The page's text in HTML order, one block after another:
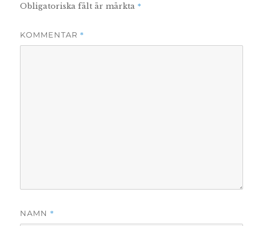
Obligatoriska fält är märkta *
KOMMENTAR *
NAMN *